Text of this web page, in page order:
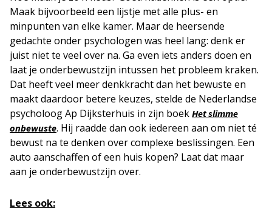
Maak bijvoorbeeld een lijstje met alle plus- en
minpunten van elke kamer. Maar de heersende
gedachte onder psychologen was heel lang: denk er
juist niet te veel over na. Ga even iets anders doen en
laat je onderbewustzijn intussen het probleem kraken.
Dat heeft veel meer denkkracht dan het bewuste en
maakt daardoor betere keuzes, stelde de Nederlandse
psycholoog Ap Dijksterhuis in zijn boek Het slimme
onbewuste. Hij raadde dan ook iedereen aan om niet té
bewust na te denken over complexe beslissingen. Een
auto aanschaffen of een huis kopen? Laat dat maar
aan je onderbewustzijn over.
Lees ook: